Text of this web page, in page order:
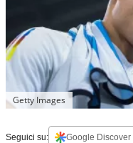
Getty Images
Seguici su: Google Discover